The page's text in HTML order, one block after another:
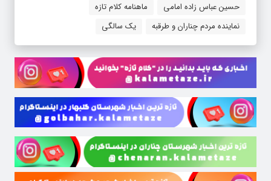
حسین عباس زاده امامی
ماهنامه کلام‌ تازه
نماینده مردم چناران و طرقبه
یک سالگی